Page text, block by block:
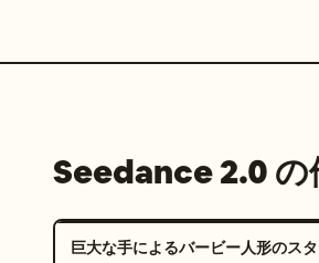
Seedance 2.0 の
巨大な手によるバービー人形のス